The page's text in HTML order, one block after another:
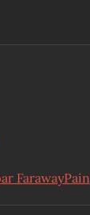
FarawayPain